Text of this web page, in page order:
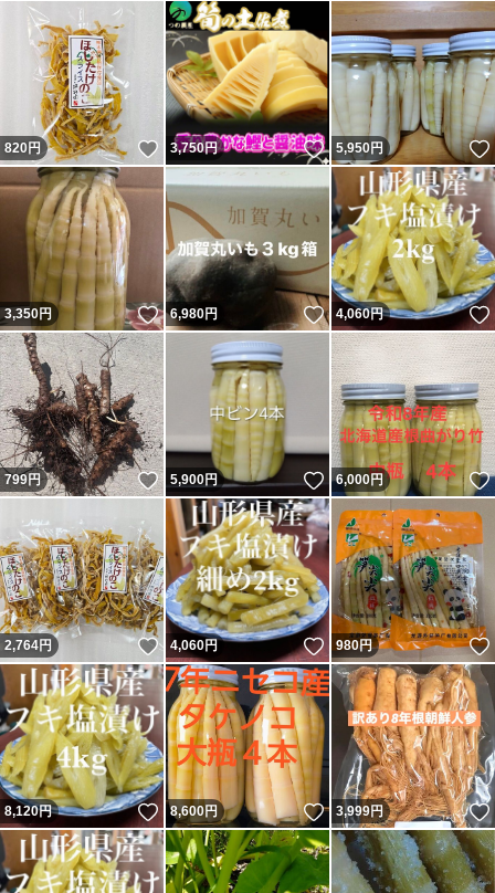
820円 いいね！
3,750円 いいね！
5,950円
3,350円 いいね！
6,980円 いいね！
4,060円
799円 いいね！
5,900円 いいね！
6,000円
2,764円 いいね！
4,060円 いいね！
980円
8,120円 いいね！
8,600円 いいね！
3,999円